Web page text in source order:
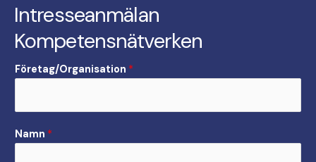
Intresseanmälan
Kompetensnätverken
Företag/Organisation *
Namn *